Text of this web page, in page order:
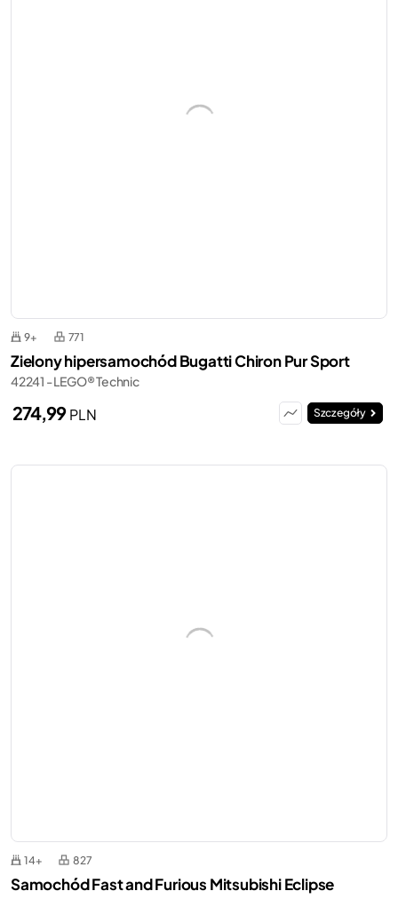
9+ 771
Zielony hipersamochód Bugatti Chiron Pur Sport
42241 - LEGO® Technic
274,99PLN Szczegóły
14+ 827
Samochód Fast and Furious Mitsubishi Eclipse